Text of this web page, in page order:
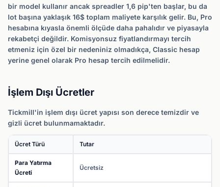
bir model kullanır ancak spreadler 1,6 pip'ten başlar, bu da
lot başına yaklaşık 16$ toplam maliyete karşılık gelir. Bu, Pro
hesabına kıyasla önemli ölçüde daha pahalıdır ve piyasayla
rekabetçi değildir. Komisyonsuz fiyatlandırmayı tercih
etmeniz için özel bir nedeniniz olmadıkça, Classic hesap
yerine genel olarak Pro hesap tercih edilmelidir.
İşlem Dışı Ücretler
Tickmill'in işlem dışı ücret yapısı son derece temizdir ve
gizli ücret bulunmamaktadır.
Ücret Türü Tutar
Para Yatırma
Ücreti
Ücretsiz